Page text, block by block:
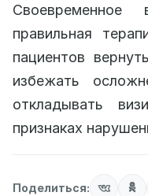
правильная
пациентов
избежать
откладывать
признаках
Поделиться: